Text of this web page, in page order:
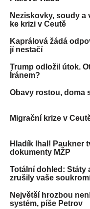
Neziskovky, soudy a
ke krizi v Ceutě
Kaprálová žádá
jí nestačí
Trump odložil útok.
Íránem?
Obavy rostou, doma
Migrační krize v
Hladík lhal! Paukner
dokumenty MŽP
Totální dohled: Státy
zrušily vaše
Největší hrozbou
systém, píše Petrov